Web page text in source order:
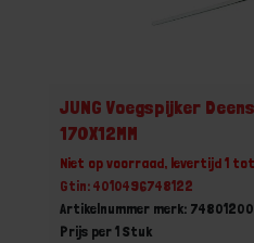
JUNG Voegspijker
170X12MM
Niet op voorraad, levertijd 1
Gtin: 4010496748122
Artikelnummer merk: 74801200
Prijs per 1 Stuk